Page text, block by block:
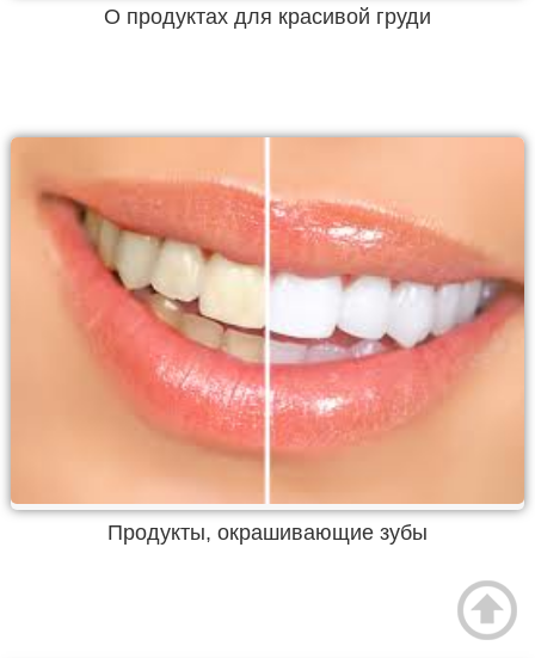
О продуктах для красивой груди
Продукты, окрашивающие зубы